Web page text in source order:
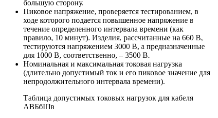
большую сторону.
Пиковое напряжение, проверяется тестированием, в
ходе которого подается повышенное напряжение в
течение определенного интервала времени (как
правило, 10 минут). Изделия, рассчитанные на 660 В,
тестируются напряжением 3000 В, а предназначенные
для 1000 В, соответственно, – 3500 В.
Номинальная и максимальная токовая нагрузка
(длительно допустимый ток и его пиковое значение для
непродолжительного интервала времени).
Таблица допустимых токовых нагрузок для кабеля
АВБбШв